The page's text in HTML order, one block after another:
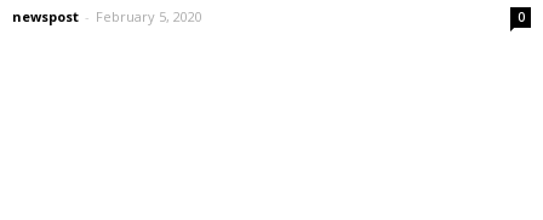
newspost - February 5, 2020 0